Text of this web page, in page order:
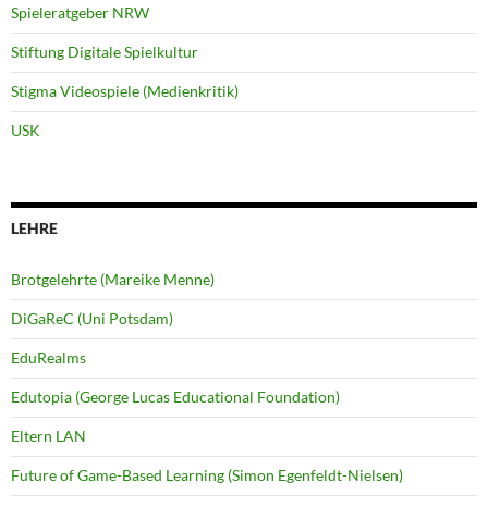
Spieleratgeber NRW
Stiftung Digitale Spielkultur
Stigma Videospiele (Medienkritik)
USK
LEHRE
Brotgelehrte (Mareike Menne)
DiGaReC (Uni Potsdam)
EduRealms
Edutopia (George Lucas Educational Foundation)
Eltern LAN
Future of Game-Based Learning (Simon Egenfeldt-Nielsen)